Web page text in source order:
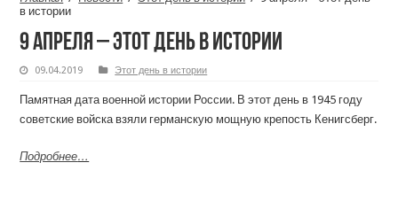
в истории
9 апреля – этот день в истории
09.04.2019 Этот день в истории
Памятная дата военной истории России. В этот день в 1945 году
советские войска взяли германскую мощную крепость Кенигсберг.
Подробнее…